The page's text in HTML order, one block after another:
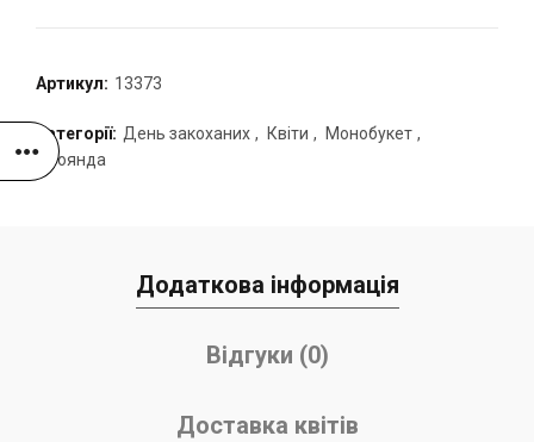
Артикул: 13373
Категорії: День закоханих , Квіти , Монобукет ,
Троянда
Додаткова інформація
Відгуки (0)
Доставка квітів